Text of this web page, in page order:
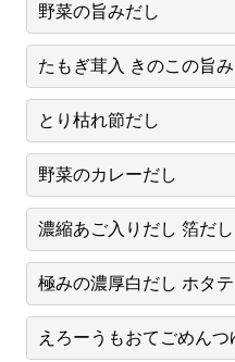
野菜の旨みだし
たもぎ茸入 きのこの旨
とり枯れ節だし
野菜のカレーだし
濃縮あご入りだし 箔だし
極みの濃厚白だし ホタ
えろーうもおてごめんつ